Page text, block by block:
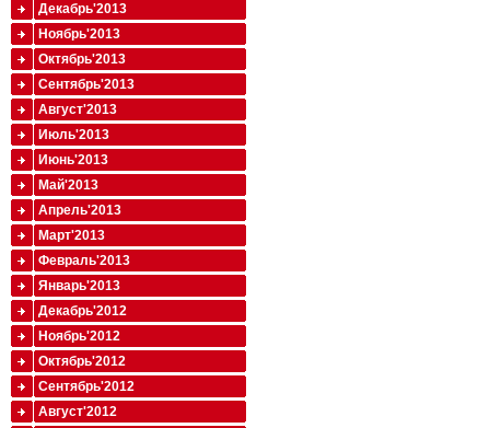
Декабрь'2013
Ноябрь'2013
Октябрь'2013
Сентябрь'2013
Август'2013
Июль'2013
Июнь'2013
Май'2013
Апрель'2013
Март'2013
Февраль'2013
Январь'2013
Декабрь'2012
Ноябрь'2012
Октябрь'2012
Сентябрь'2012
Август'2012